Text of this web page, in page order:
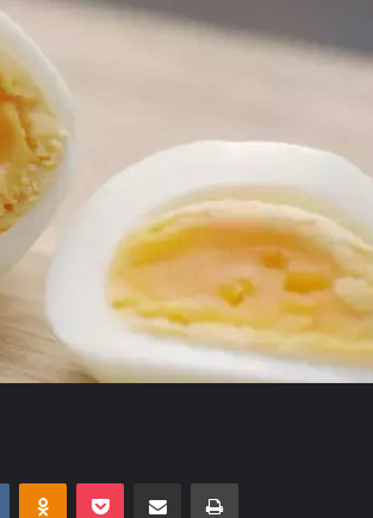
VKontakteOdnoklassniki
Pocket E-Posta ile paylaş Yazdır